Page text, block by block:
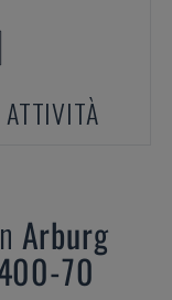
Arburg
70